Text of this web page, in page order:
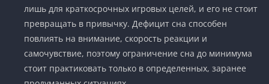
лишь для краткосрочных игровых целей, и его не стоит
превращать в привычку. Дефицит сна способен
повлиять на внимание, скорость реакции и
самочувствие, поэтому ограничение сна до минимума
стоит практиковать только в определенных, заранее